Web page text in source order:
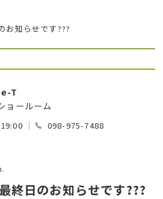
お知らせです???
T
ョールーム
098-975-7488
終日のお知らせです???